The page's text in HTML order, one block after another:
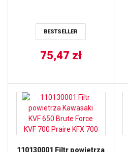
BESTSELLER
75,47 zł
110130001 Filtr powietrza